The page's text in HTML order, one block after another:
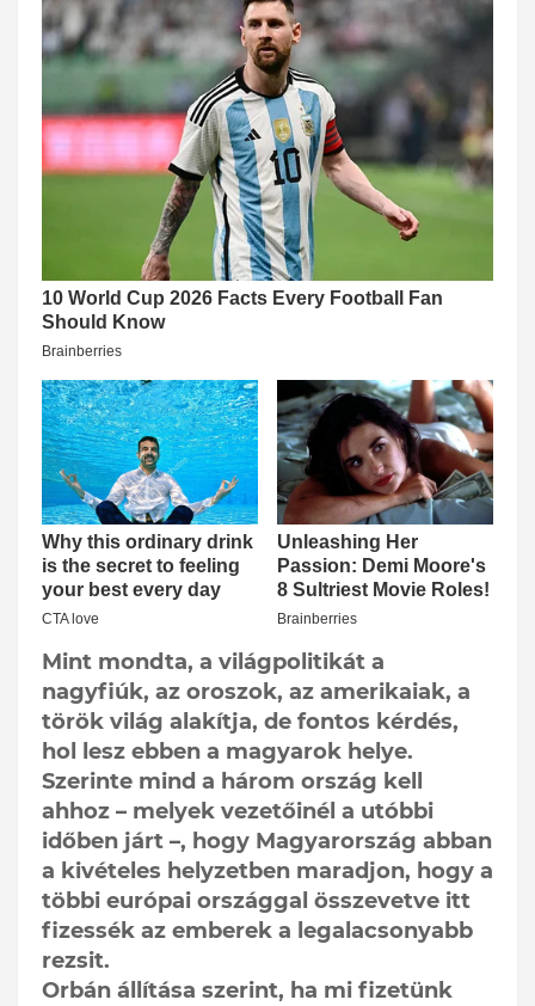
Mint mondta, a világpolitikát a
nagyfiúk, az oroszok, az amerikaiak, a
török világ alakítja, de fontos kérdés,
hol lesz ebben a magyarok helye.
Szerinte mind a három ország kell
ahhoz – melyek vezetőinél a utóbbi
időben járt –, hogy Magyarország abban
a kivételes helyzetben maradjon, hogy a
többi európai országgal összevetve itt
fizessék az emberek a legalacsonyabb
rezsit.
Orbán állítása szerint, ha mi fizetünk